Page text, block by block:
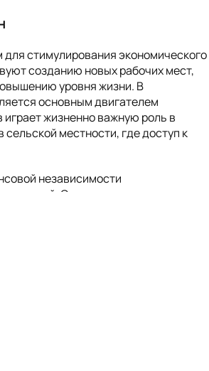
стимулирования экономического
созданию новых рабочих мест,
уровня жизни. В
основным двигателем
жизненно важную роль в
местности, где доступ к
независимости
Они позволяют